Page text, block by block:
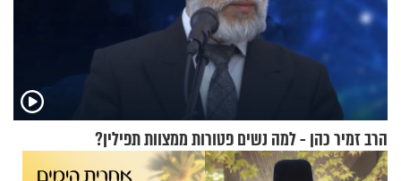
הרב זמיר כהן - למה נשים פטורות ממצוות תפילין?